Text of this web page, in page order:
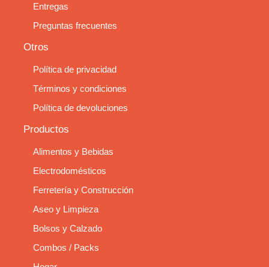
Entregas
Preguntas frecuentes
Otros
Política de privacidad
Términos y condiciones
Política de devoluciones
Productos
Alimentos y Bebidas
Electrodomésticos
Ferretería y Construcción
Aseo y Limpieza
Bolsos y Calzado
Combos / Packs